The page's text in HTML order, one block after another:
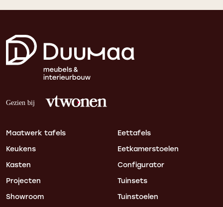
Maatwerk tafels
Keukens
Kasten
Projecten
Showroom
Eettafels
Eetkamerstoelen
Configurator
Tuinsets
Tuinstoelen